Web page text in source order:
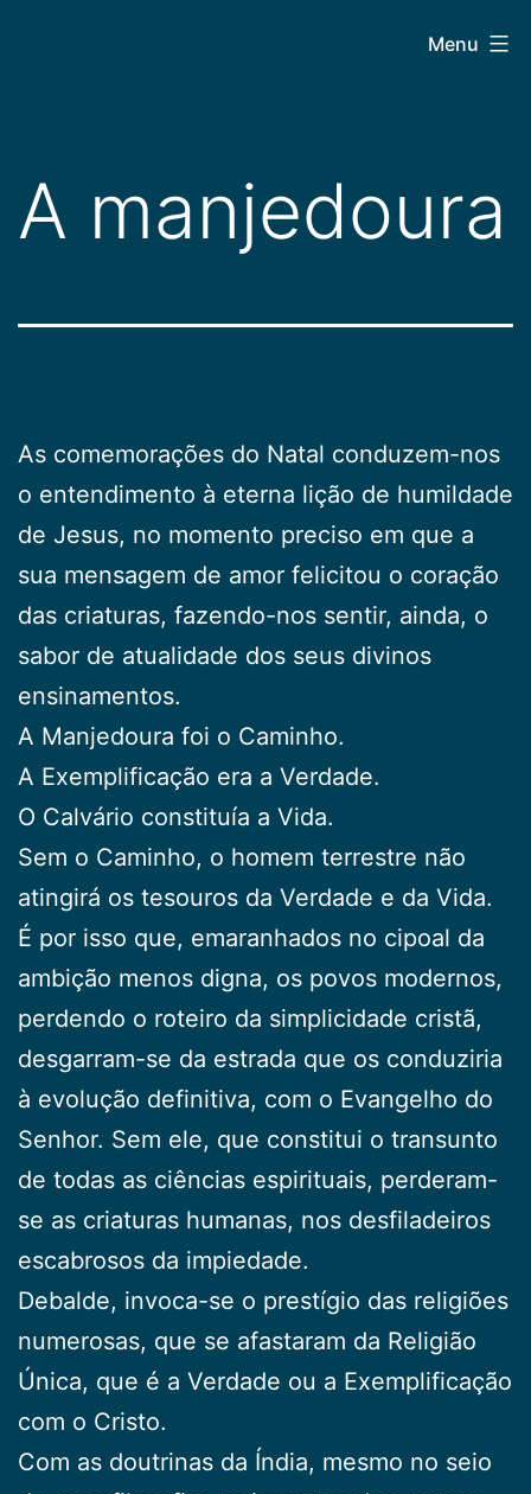
Menu
A manjedoura
As comemorações do Natal conduzem-nos
o entendimento à eterna lição de humildade
de Jesus, no momento preciso em que a
sua mensagem de amor felicitou o coração
das criaturas, fazendo-nos sentir, ainda, o
sabor de atualidade dos seus divinos
ensinamentos.
A Manjedoura foi o Caminho.
A Exemplificação era a Verdade.
O Calvário constituía a Vida.
Sem o Caminho, o homem terrestre não
atingirá os tesouros da Verdade e da Vida.
É por isso que, emaranhados no cipoal da
ambição menos digna, os povos modernos,
perdendo o roteiro da simplicidade cristã,
desgarram-se da estrada que os conduziria
à evolução definitiva, com o Evangelho do
Senhor. Sem ele, que constitui o transunto
de todas as ciências espirituais, perderam-
se as criaturas humanas, nos desfiladeiros
escabrosos da impiedade.
Debalde, invoca-se o prestígio das religiões
numerosas, que se afastaram da Religião
Única, que é a Verdade ou a Exemplificação
com o Cristo.
Com as doutrinas da Índia, mesmo no seio